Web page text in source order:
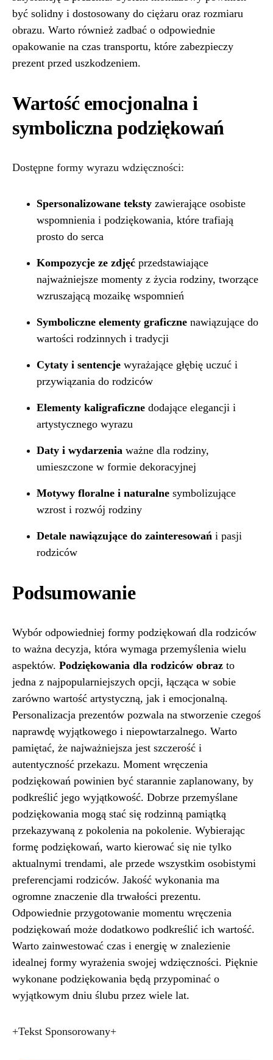
być solidny i dostosowany do ciężaru oraz rozmiaru
obrazu. Warto również zadbać o odpowiednie
opakowanie na czas transportu, które zabezpieczy
prezent przed uszkodzeniem.
Wartość emocjonalna i
symboliczna podziękowań
Dostępne formy wyrazu wdzięczności:
Spersonalizowane teksty zawierające osobiste
wspomnienia i podziękowania, które trafiają
prosto do serca
Kompozycje ze zdjęć przedstawiające
najważniejsze momenty z życia rodziny, tworzące
wzruszającą mozaikę wspomnień
Symboliczne elementy graficzne nawiązujące do
wartości rodzinnych i tradycji
Cytaty i sentencje wyrażające głębię uczuć i
przywiązania do rodziców
Elementy kaligraficzne dodające elegancji i
artystycznego wyrazu
Daty i wydarzenia ważne dla rodziny,
umieszczone w formie dekoracyjnej
Motywy floralne i naturalne symbolizujące
wzrost i rozwój rodziny
Detale nawiązujące do zainteresowań i pasji
rodziców
Podsumowanie
Wybór odpowiedniej formy podziękowań dla rodziców
to ważna decyzja, która wymaga przemyślenia wielu
aspektów. Podziękowania dla rodziców obraz to
jedna z najpopularniejszych opcji, łącząca w sobie
zarówno wartość artystyczną, jak i emocjonalną.
Personalizacja prezentów pozwala na stworzenie czegoś
naprawdę wyjątkowego i niepowtarzalnego. Warto
pamiętać, że najważniejsza jest szczerość i
autentyczność przekazu. Moment wręczenia
podziękowań powinien być starannie zaplanowany, by
podkreślić jego wyjątkowość. Dobrze przemyślane
podziękowania mogą stać się rodzinną pamiątką
przekazywaną z pokolenia na pokolenie. Wybierając
formę podziękowań, warto kierować się nie tylko
aktualnymi trendami, ale przede wszystkim osobistymi
preferencjami rodziców. Jakość wykonania ma
ogromne znaczenie dla trwałości prezentu.
Odpowiednie przygotowanie momentu wręczenia
podziękowań może dodatkowo podkreślić ich wartość.
Warto zainwestować czas i energię w znalezienie
idealnej formy wyrażenia swojej wdzięczności. Pięknie
wykonane podziękowania będą przypominać o
wyjątkowym dniu ślubu przez wiele lat.
+Tekst Sponsorowany+